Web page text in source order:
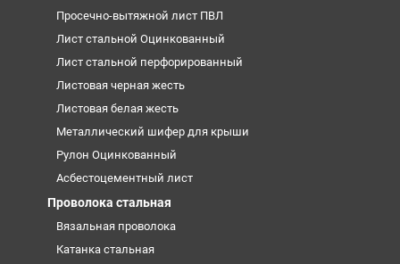
Просечно-вытяжной лист ПВЛ
Лист стальной Оцинкованный
Лист стальной перфорированный
Листовая черная жесть
Листовая белая жесть
Металлический шифер для крыши
Рулон Оцинкованный
Асбестоцементный лист
Проволока стальная
Вязальная проволока
Катанка стальная